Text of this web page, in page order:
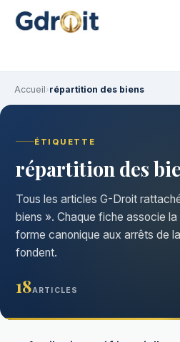
Accueil›répartition des biens
ÉTIQUETTE
répartition des
Tous les articles G-Droit
biens ». Chaque fiche associe
forme canonique aux arrêts de
fondent.
18ARTICLES